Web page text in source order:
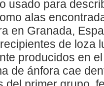
usado para
alas
en Granada,
de loza
producidos en
de ánfora cae